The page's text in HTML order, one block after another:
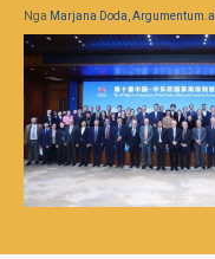
Nga Marjana Doda, Argumentum.al